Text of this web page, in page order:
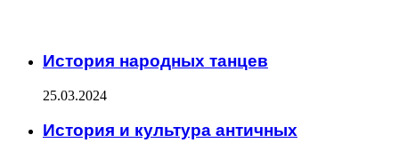
История народных танцев
25.03.2024
История и культура античных